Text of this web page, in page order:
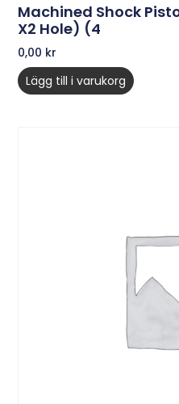
Machined Shock
X2 Hole) (4
0,00 kr
Lägg till i varukorg